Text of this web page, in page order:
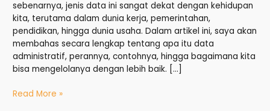
sebenarnya, jenis data ini sangat dekat dengan kehidupan
kita, terutama dalam dunia kerja, pemerintahan,
pendidikan, hingga dunia usaha. Dalam artikel ini, saya akan
membahas secara lengkap tentang apa itu data
administratif, perannya, contohnya, hingga bagaimana kita
bisa mengelolanya dengan lebih baik. […]
Read More »